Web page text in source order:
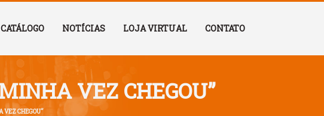
CATÁLOGO NOTÍCIAS LOJA VIRTUAL CONTATO
VEZ CHEGOU”
VEZ CHEGOU”